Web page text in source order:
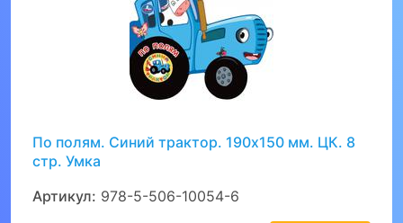
По полям. Синий трактор. 190х150 мм. ЦК. 8
стр. Умка
Артикул: 978-5-506-10054-6